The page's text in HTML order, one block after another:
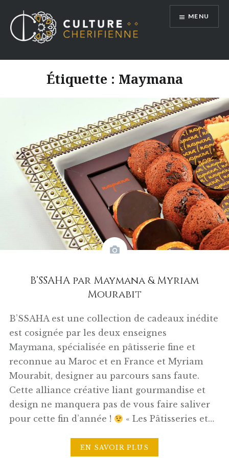
contenu
MENU
Étiquette : Maymana
B’SSAHA par Maymana & Myriam
Mourabit
B’SSAHA est une collection de cadeaux inédite
est cosignée par les deux enseignes
Maymana, spécialisée en pâtisserie fine et
reconnue au Maroc et en France et Myriam
Mourabit, designer au parcours sans faute.
Cette alliance créative liant gourmandise et
design ne manquera pas de vous faire saliver
pour cette fin d’année !
« Les Pâtisseries et…
EN SAVOIR PLUS